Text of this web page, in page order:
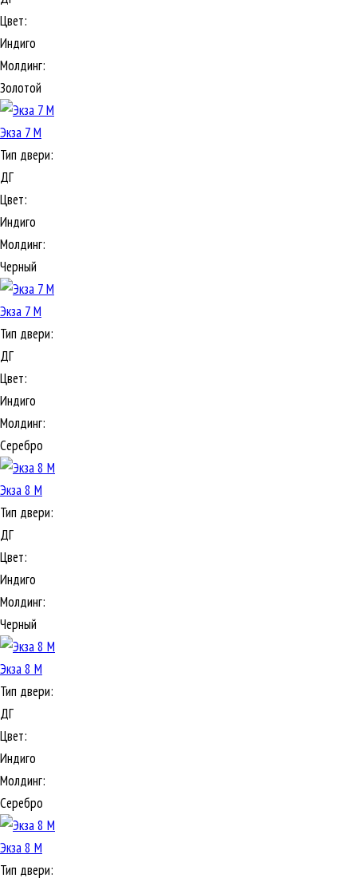
Цвет:
Индиго
Молдинг:
Золотой
Экза 7 М
Тип двери:
ДГ
Цвет:
Индиго
Молдинг:
Черный
Экза 7 М
Тип двери:
ДГ
Цвет:
Индиго
Молдинг:
Серебро
Экза 8 М
Тип двери:
ДГ
Цвет:
Индиго
Молдинг:
Черный
Экза 8 М
Тип двери:
ДГ
Цвет:
Индиго
Молдинг:
Серебро
Экза 8 М
Тип двери: